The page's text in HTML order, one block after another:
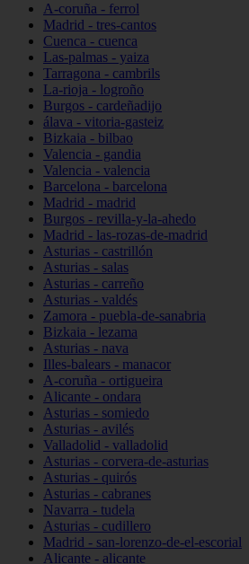
A-coruña - ferrol
Madrid - tres-cantos
Cuenca - cuenca
Las-palmas - yaiza
Tarragona - cambrils
La-rioja - logroño
Burgos - cardeñadijo
álava - vitoria-gasteiz
Bizkaia - bilbao
Valencia - gandia
Valencia - valencia
Barcelona - barcelona
Madrid - madrid
Burgos - revilla-y-la-ahedo
Madrid - las-rozas-de-madrid
Asturias - castrillón
Asturias - salas
Asturias - carreño
Asturias - valdés
Zamora - puebla-de-sanabria
Bizkaia - lezama
Asturias - nava
Illes-balears - manacor
A-coruña - ortigueira
Alicante - ondara
Asturias - somiedo
Asturias - avilés
Valladolid - valladolid
Asturias - corvera-de-asturias
Asturias - quirós
Asturias - cabranes
Navarra - tudela
Asturias - cudillero
Madrid - san-lorenzo-de-el-escorial
Alicante - alicante